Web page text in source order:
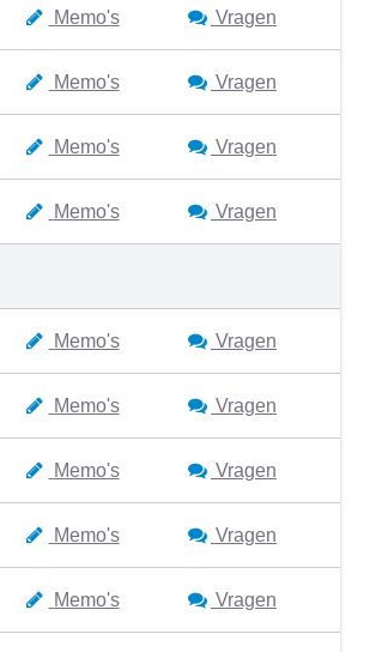
Memo's Vragen
Memo's Vragen
Memo's Vragen
Memo's Vragen
Memo's Vragen
Memo's Vragen
Memo's Vragen
Memo's Vragen
Memo's Vragen